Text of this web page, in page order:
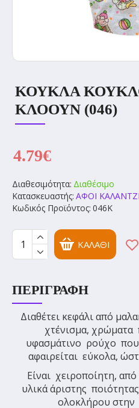
ΚΟΥΚΛΑ
ΚΛΟΟΥΝ (046)
Διαθεσιμότητα: Διαθέσιμο
Κατασκευαστής: ΑΦΟΙ
Κωδικός Προϊόντος: 046K
4.79€
ΚΑΛΆΘΙ
ΠΕΡΙΓΡΑΦΉ
Διαθέτει κεφάλι από
χτένισμα,
υφασμάτινο ρούχο που
αφαιρείται εύκολα,
Είναι χειροποίητη,
υλικά άριστης
ολοκλήρου στην